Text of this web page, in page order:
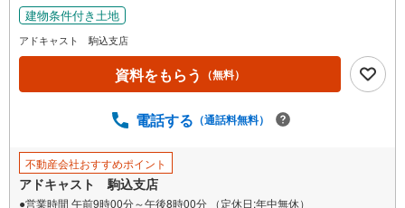
建物条件付き土地
アドキャスト 駒込支店
資料をもらう （無料）
電話する （通話料無料）
不動産会社おすすめポイント
アドキャスト 駒込支店
●営業時間 午前9時00分～午後8時00分 （定休日:年中無休）